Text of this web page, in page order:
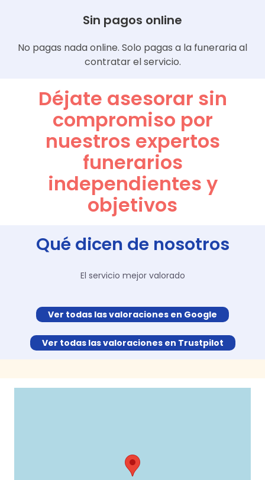
Sin pagos online
No pagas nada online. Solo pagas a la funeraria al
contratar el servicio.
Déjate asesorar sin
compromiso por
nuestros expertos
funerarios
independientes y
objetivos
Qué dicen de nosotros
El servicio mejor valorado
Ver todas las valoraciones en Google
Ver todas las valoraciones en Trustpilot